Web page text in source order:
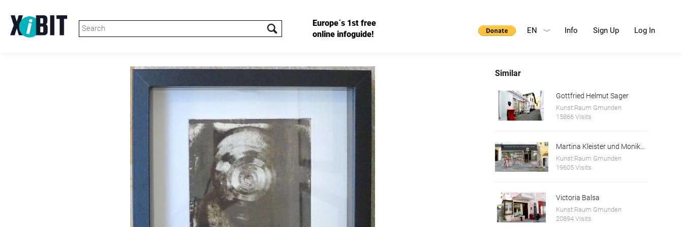
Europe´s 1st free
online infoguide!
Info Sign Up Log In
EN
Similar
Gottfried Helmut Sager
Kunst:Raum Gmunden
15866 Visits
Martina Kleister und Monika Schwaiger
Kunst:Raum Gmunden
19605 Visits
Victoria Balsa
Kunst:Raum Gmunden
20894 Visits